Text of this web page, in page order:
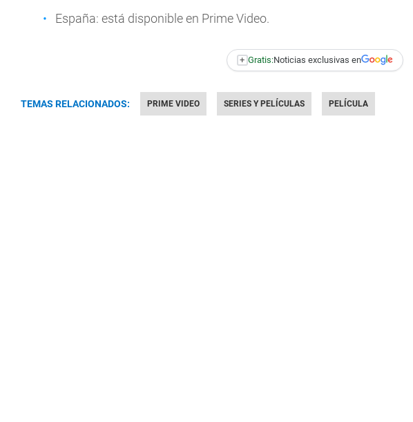
España: está disponible en Prime Video.
+ Gratis:Noticias exclusivas en
TEMAS RELACIONADOS: PRIME VIDEO SERIES Y PELÍCULAS PELÍCULA